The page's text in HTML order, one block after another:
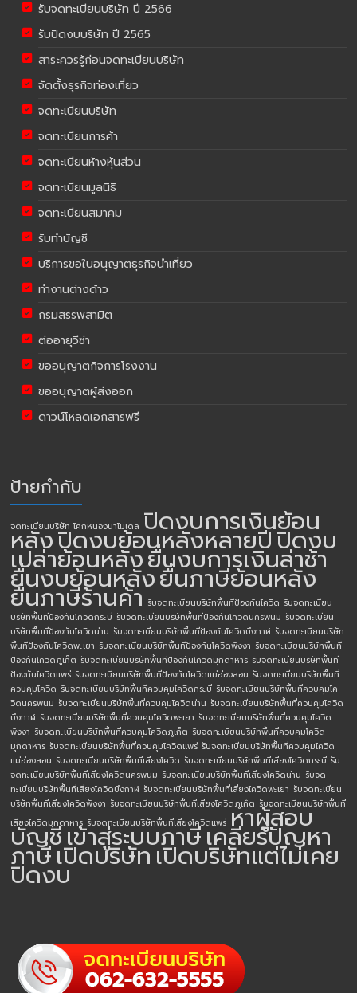
รับจดทะเบียนบริษัท ปี 2566
รับปิดงบบริษัท ปี 2565
สาระควรรู้ก่อนจดทะเบียนบริษัท
จัดตั้งธุรกิจท่องเที่ยว
จดทะเบียนบริษัท
จดทะเบียนการค้า
จดทะเบียนห้างหุ้นส่วน
จดทะเบียนมูลนิธิ
จดทะเบียนสมาคม
รับทำบัญชี
บริการขอใบอนุญาตธุรกิจนำเที่ยว
ทำงานต่างด้าว
กรมสรรพสามิต
ต่ออายุวีซ่า
ขออนุญาตกิจการโรงงาน
ขออนุญาตผู้ส่งออก
ดาวน์โหลดเอกสารฟรี
ป้ายกำกับ
จดทะเบียนบริษัท โคกหนองนาโมเดล ปิดงบการเงินย้อน
หลังปิดงบย้อนหลังหลายปีปิดงบ
เปล่าย้อนหลังยื่นงบการเงินล่าช้า
ยื่นงบย้อนหลังยื่นภาษีย้อนหลัง
ยื่นภาษีร้านค้า รับจดทะเบียนบริษัทพื้นทีป้องกันโควิด รับจดทะเบียน
บริษัทพื้นทีป้องกันโควิดกระบี่ รับจดทะเบียนบริษัทพื้นทีป้องกันโควิดนครพนม รับจดทะเบียน
บริษัทพื้นทีป้องกันโควิดน่าน รับจดทะเบียนบริษัทพื้นทีป้องกันโควิดบึงกาฬ รับจดทะเบียนบริษัท
พื้นทีป้องกันโควิดพะเยา รับจดทะเบียนบริษัทพื้นทีป้องกันโควิดพังงา รับจดทะเบียนบริษัทพื้นที
ป้องกันโควิดภูเก็ต รับจดทะเบียนบริษัทพื้นทีป้องกันโควิดมุกดาหาร รับจดทะเบียนบริษัทพื้นที
ป้องกันโควิดแพร่ รับจดทะเบียนบริษัทพื้นทีป้องกันโควิดแม่ฮ่องสอน รับจดทะเบียนบริษัทพื้นที่
ควบคุมโควิด รับจดทะเบียนบริษัทพื้นที่ควบคุมโควิดกระบี่ รับจดทะเบียนบริษัทพื้นที่ควบคุมโค
วิดนครพนม รับจดทะเบียนบริษัทพื้นที่ควบคุมโควิดน่าน รับจดทะเบียนบริษัทพื้นที่ควบคุมโควิด
บึงกาฬ รับจดทะเบียนบริษัทพื้นที่ควบคุมโควิดพะเยา รับจดทะเบียนบริษัทพื้นที่ควบคุมโควิด
พังงา รับจดทะเบียนบริษัทพื้นที่ควบคุมโควิดภูเก็ต รับจดทะเบียนบริษัทพื้นที่ควบคุมโควิด
มุกดาหาร รับจดทะเบียนบริษัทพื้นที่ควบคุมโควิดแพร่ รับจดทะเบียนบริษัทพื้นที่ควบคุมโควิด
แม่ฮ่องสอน รับจดทะเบียนบริษัทพื้นที่เสี่ยงโควิด รับจดทะเบียนบริษัทพื้นที่เสี่ยงโควิดกระบี่ รับ
จดทะเบียนบริษัทพื้นที่เสี่ยงโควิดนครพนม รับจดทะเบียนบริษัทพื้นที่เสี่ยงโควิดน่าน รับจด
ทะเบียนบริษัทพื้นที่เสี่ยงโควิดบึงกาฬ รับจดทะเบียนบริษัทพื้นที่เสี่ยงโควิดพะเยา รับจดทะเบียน
บริษัทพื้นที่เสี่ยงโควิดพังงา รับจดทะเบียนบริษัทพื้นที่เสี่ยงโควิดภูเก็ต รับจดทะเบียนบริษัทพื้นที่
เสี่ยงโควิดมุกดาหาร รับจดทะเบียนบริษัทพื้นที่เสี่ยงโควิดแพร่ หาผู้สอบ
บัญชีเข้าสู่ระบบภาษีเคลียร์ปัญหา
ภาษีเปิดบริษัทเปิดบริษัทแต่ไม่เคย
ปิดงบ